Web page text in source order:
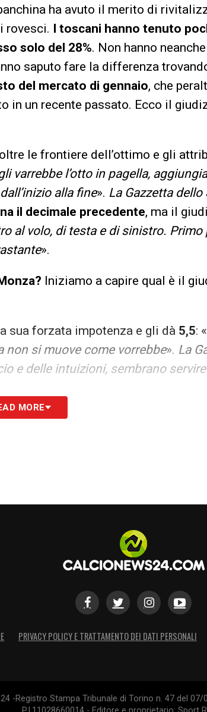
ha avuto il merito di
rovesci. I toscani hanno tenuto
solo del 28%. Non hanno
saputo fare la differenza
del mercato di gennaio, che
in un recente passato. Ecco il
le frontiere dell’ottimo e gli
varrebbe l’otto in pagella,
alla fine». La Gazzetta dello
il decimale precedente, ma il
al volo, di testa e di sinistro. Primo
».
Iniziamo a capire qual è il
sua forzata impotenza e gli dà 5,5: «
si muove come vorrebbe». La
e delle intuizioni, sembrano servire
i giocatori brianzoli totalmente
Cambiaghi».
finiscono i suoi demeriti?».
MORE
PRIVACY POLICY E TRATTAMENTO DEI DATI PERSONALI
-Registro Stampa Tribunale di Torino n. 47 del